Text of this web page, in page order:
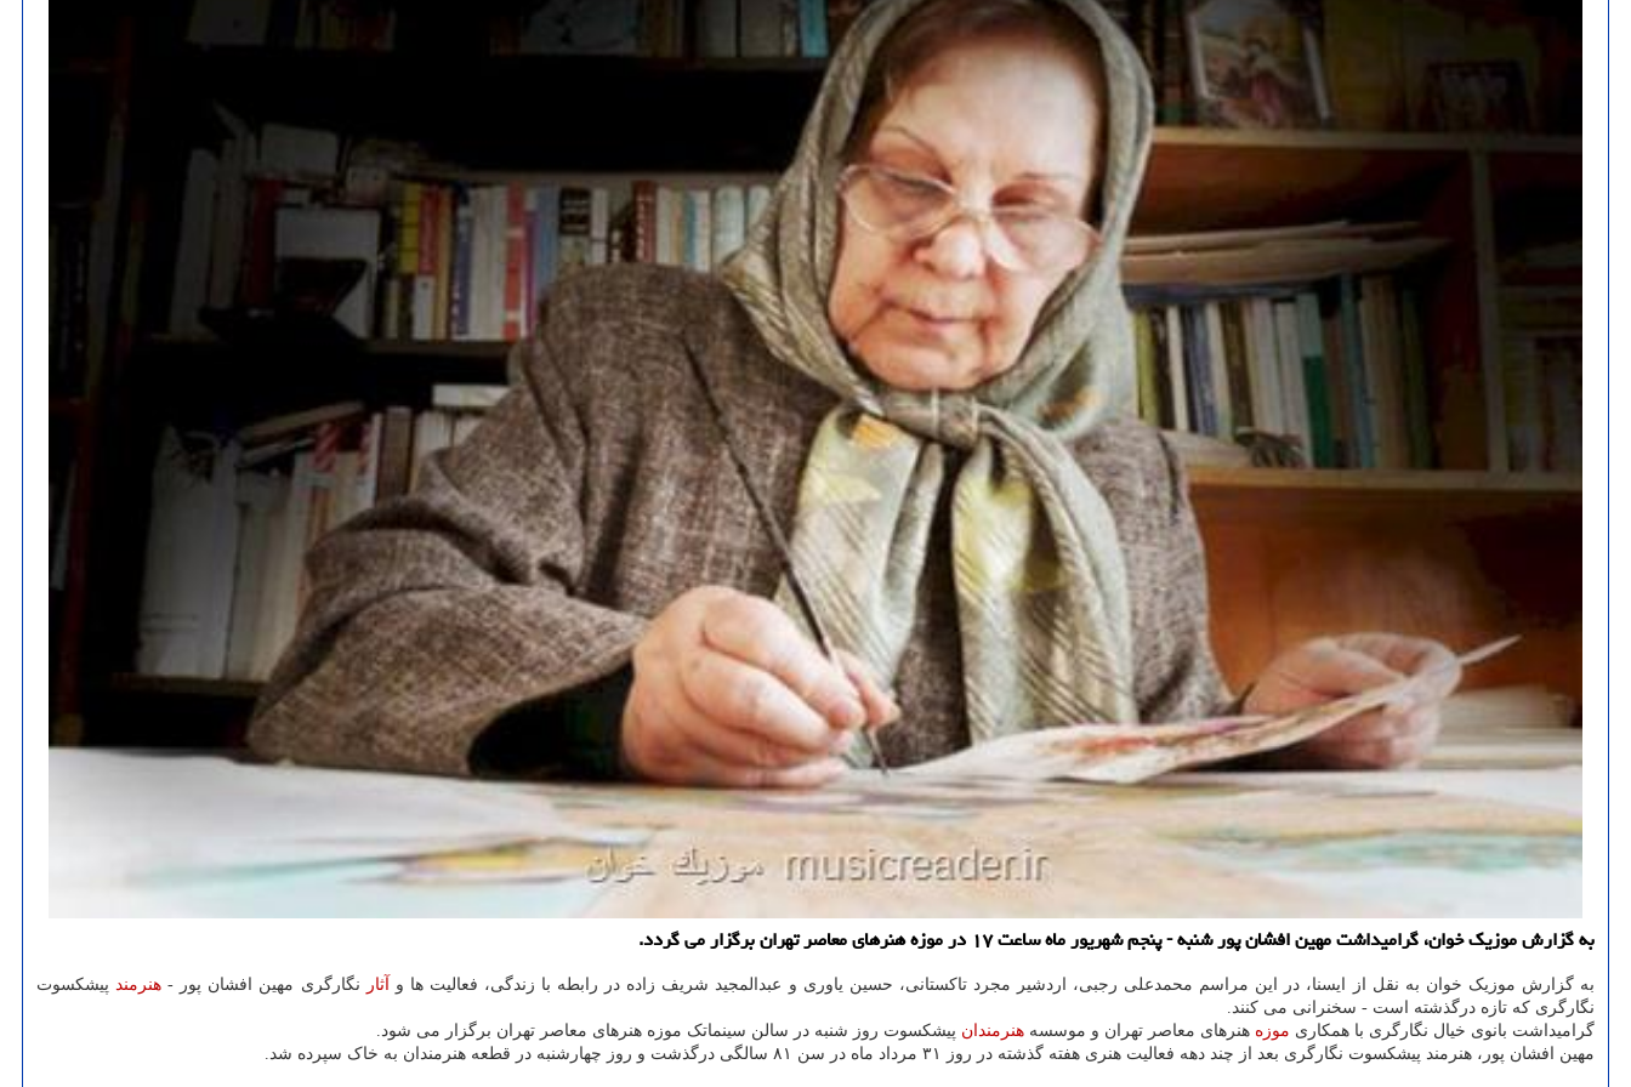
به گزارش موزیک خوان، گرامیداشت مهین افشان پور شنبه - پنجم شهریور ماه ساعت ۱۷ در موزه هنرهای معاصر تهران برگزار می گردد.
به گزارش موزیک خوان به نقل از ایسنا، در این مراسم محمدعلی رجبی، اردشیر مجرد تاکستانی، حسین یاوری و عبدالمجید شریف زاده در رابطه با زندگی، فعالیت ها و آثار نگارگری مهین افشان پور - هنرمندپیشکسوت
نگارگری که تازه درگذشته است - سخنرانی می کنند.
گرامیداشت بانوی خیال نگارگری با همکاری موزه هنرهای معاصر تهران و موسسه هنرمندان پیشکسوت روز شنبه در سالن سینماتک موزه هنرهای معاصر تهران برگزار می شود.
مهین افشان پور، هنرمند پیشکسوت نگارگری بعد از چند دهه فعالیت هنری هفته گذشته در روز ۳۱ مرداد ماه در سن ۸۱ سالگی درگذشت و روز چهارشنبه در قطعه هنرمندان به خاک سپرده شد.